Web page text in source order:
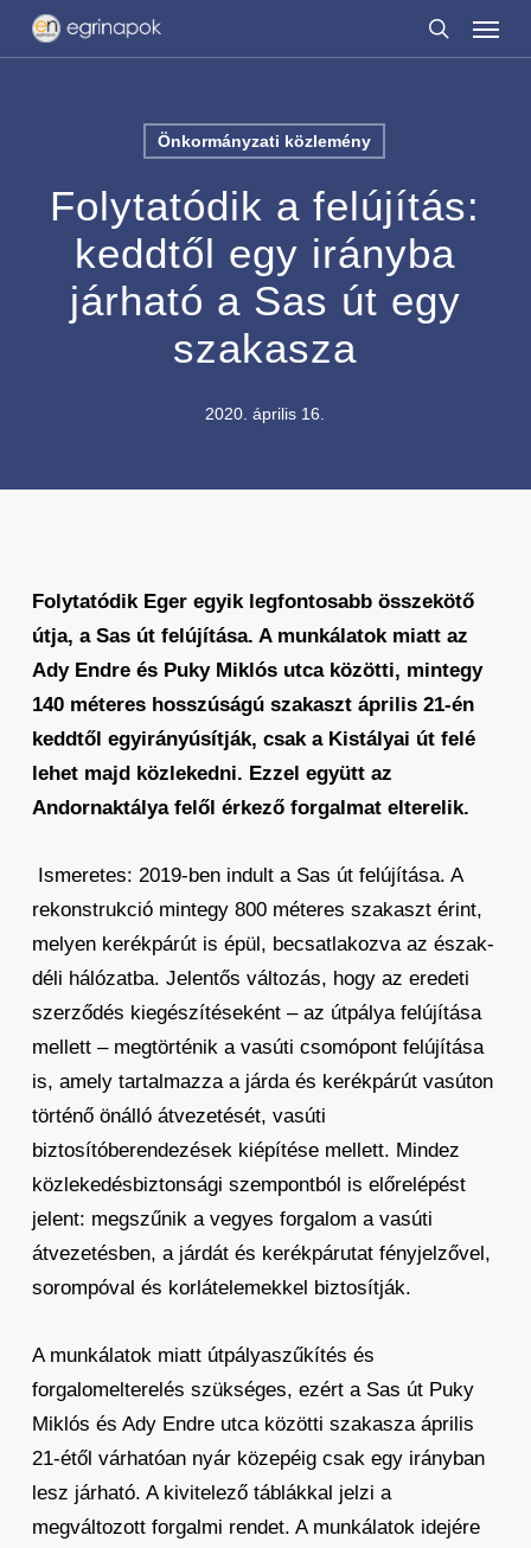
Skip
search
Menu
Önkormányzati közlemény
Folytatódik a felújítás:
keddtől egy irányba
járható a Sas út egy
szakasza
2020. április 16.
Folytatódik Eger egyik legfontosabb összekötő
útja, a Sas út felújítása. A munkálatok miatt az
Ady Endre és Puky Miklós utca közötti, mintegy
140 méteres hosszúságú szakaszt április 21-én
keddtől egyirányúsítják, csak a Kistályai út felé
lehet majd közlekedni. Ezzel együtt az
Andornaktálya felől érkező forgalmat elterelik.
Ismeretes: 2019-ben indult a Sas út felújítása. A
rekonstrukció mintegy 800 méteres szakaszt érint,
melyen kerékpárút is épül, becsatlakozva az észak-
déli hálózatba. Jelentős változás, hogy az eredeti
szerződés kiegészítéseként – az útpálya felújítása
mellett – megtörténik a vasúti csomópont felújítása
is, amely tartalmazza a járda és kerékpárút vasúton
történő önálló átvezetését, vasúti
biztosítóberendezések kiépítése mellett. Mindez
közlekedésbiztonsági szempontból is előrelépést
jelent: megszűnik a vegyes forgalom a vasúti
átvezetésben, a járdát és kerékpárutat fényjelzővel,
sorompóval és korlátelemekkel biztosítják.
A munkálatok miatt útpályaszűkítés és
forgalomelterelés szükséges, ezért a Sas út Puky
Miklós és Ady Endre utca közötti szakasza április
21-étől várhatóan nyár közepéig csak egy irányban
lesz járható. A kivitelező táblákkal jelzi a
megváltozott forgalmi rendet. A munkálatok idejére